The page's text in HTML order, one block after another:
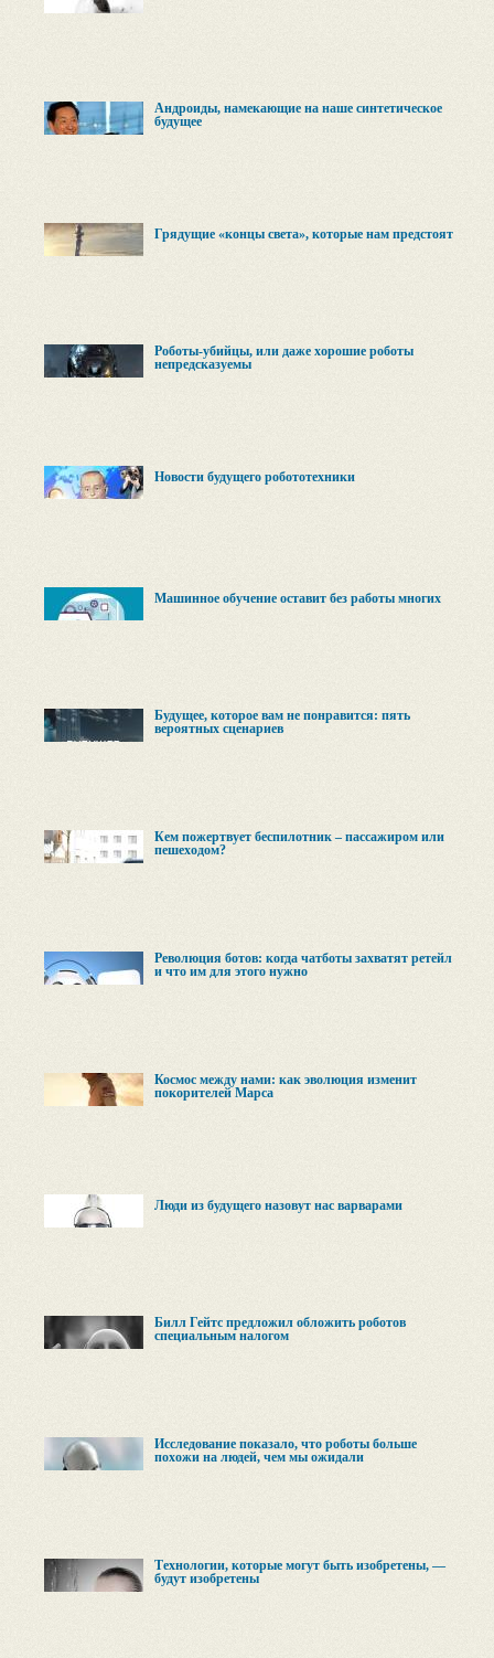
Андроиды, намекающие на наше синтетическое
будущее
Грядущие «концы света», которые нам предстоят
Роботы-убийцы, или даже хорошие роботы
непредсказуемы
Новости будущего робототехники
Машинное обучение оставит без работы многих
Будущее, которое вам не понравится: пять
вероятных сценариев
Кем пожертвует беспилотник – пассажиром или
пешеходом?
Революция ботов: когда чатботы захватят ретейл
и что им для этого нужно
Космос между нами: как эволюция изменит
покорителей Марса
Люди из будущего назовут нас варварами
Билл Гейтс предложил обложить роботов
специальным налогом
Исследование показало, что роботы больше
похожи на людей, чем мы ожидали
Технологии, которые могут быть изобретены, —
будут изобретены